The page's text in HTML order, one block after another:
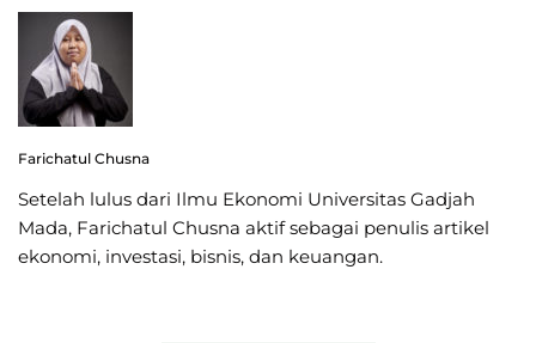
Farichatul Chusna
Setelah lulus dari Ilmu Ekonomi Universitas Gadjah
Mada, Farichatul Chusna aktif sebagai penulis artikel
ekonomi, investasi, bisnis, dan keuangan.